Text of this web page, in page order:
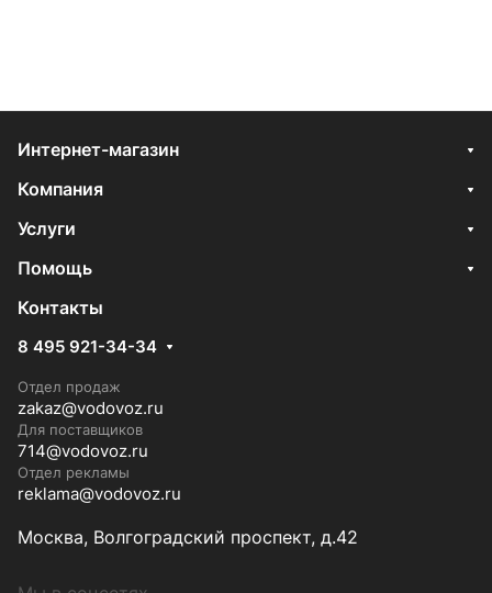
Интернет-магазин
Компания
Услуги
Помощь
Контакты
8 495 921-34-34
Отдел продаж
zakaz@vodovoz.ru
Для поставщиков
714@vodovoz.ru
Отдел рекламы
reklama@vodovoz.ru
Москва, Волгоградский проспект, д.42